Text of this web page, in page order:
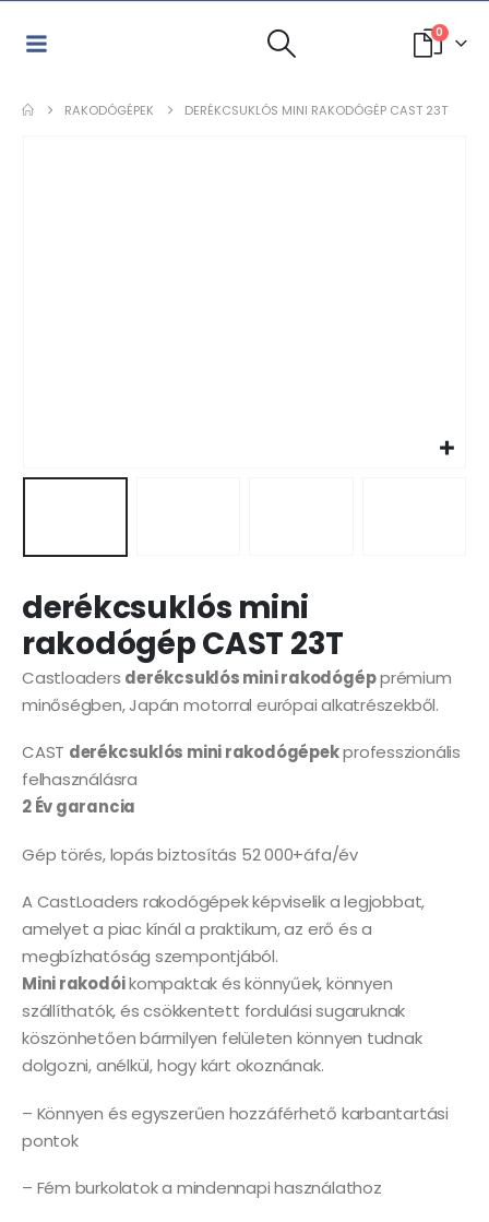
0
RAKODÓGÉPEK DERÉKCSUKLÓS MINI RAKODÓGÉP CAST 23T
derékcsuklós mini
rakodógép CAST 23T
Castloaders derékcsuklós mini rakodógépprémium
minőségben, Japán motorral európai alkatrészekből.
CAST derékcsuklós mini rakodógépekprofesszionális
felhasználásra
2 Év garancia
Gép törés, lopás biztosítás 52 000+áfa/év
A CastLoaders rakodógépek képviselik a legjobbat,
amelyet a piac kínál a praktikum, az erő és a
megbízhatóság szempontjából.
Mini rakodóikompaktak és könnyűek, könnyen
szállíthatók, és csökkentett fordulási sugaruknak
köszönhetően bármilyen felületen könnyen tudnak
dolgozni, anélkül, hogy kárt okoznának.
– Könnyen és egyszerűen hozzáférhető karbantartási
pontok
– Fém burkolatok a mindennapi használathoz